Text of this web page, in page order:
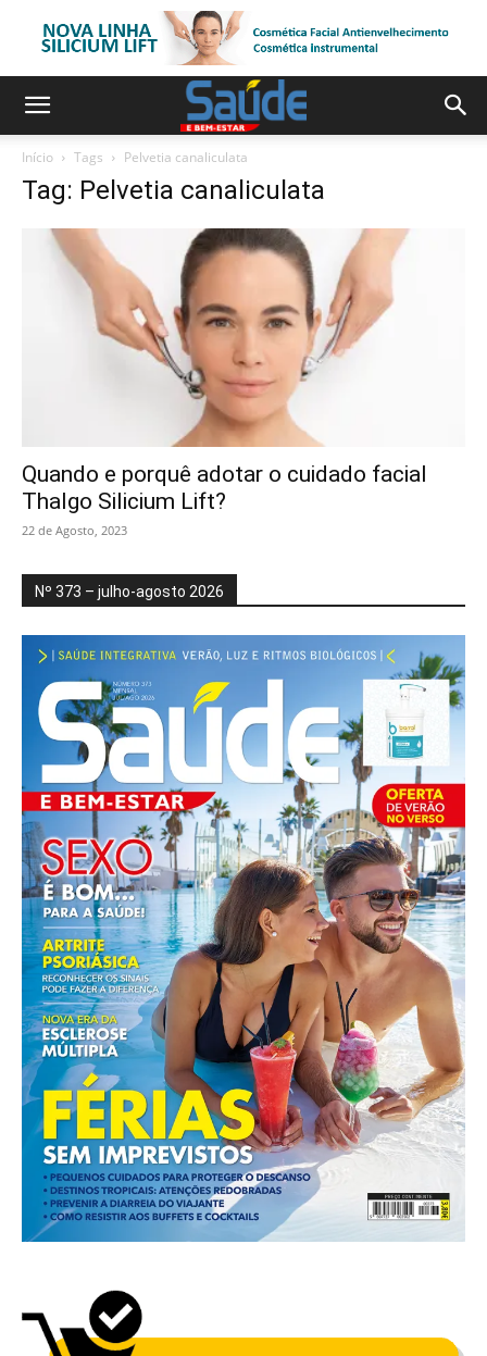
Início Tags Pelvetia canaliculata
Tag: Pelvetia canaliculata
Quando e porquê adotar o cuidado facial
Thalgo Silicium Lift?
22 de Agosto, 2023
Nº 373 – julho-agosto 2026